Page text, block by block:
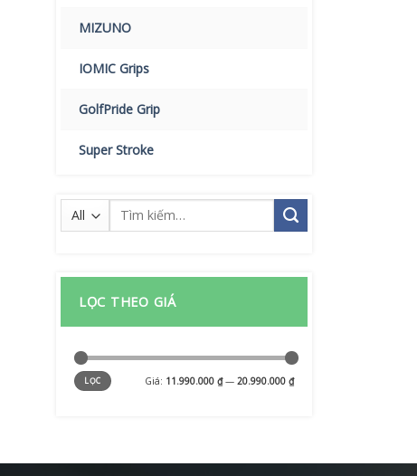
MIZUNO
IOMIC Grips
GolfPride Grip
Super Stroke
Tìm
kiếm:
LỌC THEO GIÁ
Giá
tối
thiểu
Giá
tối
đa
LỌC Giá: 11.990.000 ₫— 20.990.000 ₫